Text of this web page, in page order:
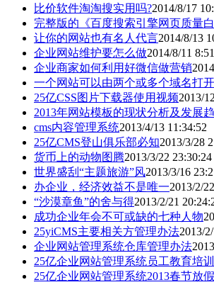
比价软件淘淘搜实用吗?2014/8/17
完整版的《百度搜索引擎网页质量
让你的网站也有名人代言2014/8/13
企业网站维护要怎么做2014/8/11
企业商家如何利用好微信做营销
一个网站可以由两个或多个域名打
25亿CSS图片下载器使用视频2013/
2013年网站模板的现状分析及发展
cms内容管理系统2013/4/13 11:34:52
25亿CMS登山俱乐部必知2013/3/28
货币上的动物图腾2013/3/22 23:30:24
世界盛刮“主题旅游”风2013/3/16
办企业，经济效益不是唯一2013/2/
“沙漠章鱼”的舍与得2013/2/21
成功企业年会不可或缺的七种人物
25yiCMS主要相关方管理办法2013/
企业网站管理系统仓库管理办法
25亿企业网站管理系统员工教育培
25亿企业网站管理系统2013春节放